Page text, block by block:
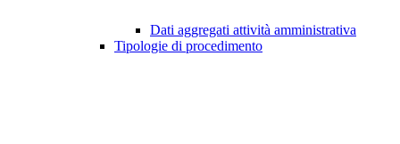
Dati aggregati attività amministrativa
Tipologie di procedimento